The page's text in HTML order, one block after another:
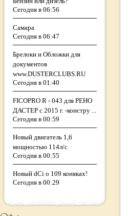
Сегодня в 06:56
Самара
Сегодня в 06:47
Брелоки и Обложки для
документов
www.DUSTERCLUBS.RU
Сегодня в 01:40
FICOPRO R - 043 для РЕНО
ДАСТЕР с 2015 г. -констру ...
Сегодня в 00:59
Новый двигатель 1,6
мощностью 114л/с
Сегодня в 00:55
Новый dCi о 109 коняках!
Сегодня в 00:29